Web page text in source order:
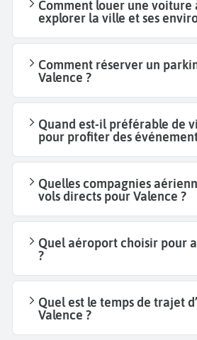
Comment louer une voiture
explorer la ville et ses
Comment réserver un
Valence ?
Quand est-il préférable de
pour profiter des
Quelles compagnies
vols directs pour Valence ?
Quel aéroport choisir pour
?
Quel est le temps de trajet
Valence ?